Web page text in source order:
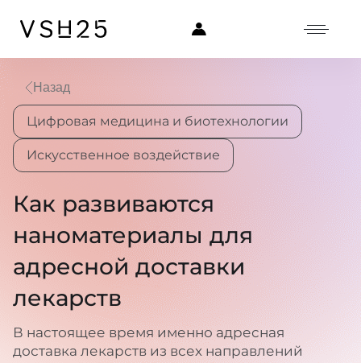
Назад
Цифровая медицина и биотехнологии
Искусственное воздействие
Как развиваются
наноматериалы для
адресной доставки
лекарств
В настоящее время именно адресная
доставка лекарств из всех направлений